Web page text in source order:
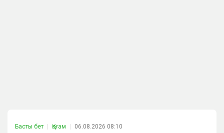
Басты бет Қоғам 06.08.2026 08:10